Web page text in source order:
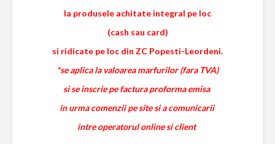
la produsele achitate integral pe loc
(cash sau card)
si ridicate pe loc din ZC Popesti-Leordeni.
*se aplica la valoarea marfurilor (fara TVA)
si se inscrie pe factura proforma emisa
in urma comenzii pe site si a comunicarii
intre operatorul online si client